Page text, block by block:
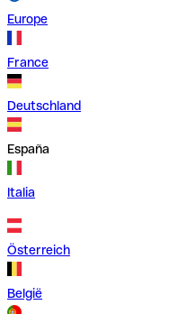
Europe
France
Deutschland
España
Italia
Österreich
België